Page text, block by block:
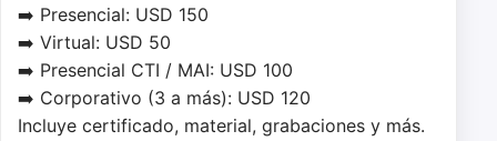
➡️ Presencial: USD 150
➡️ Virtual: USD 50
➡️ Presencial CTI / MAI: USD 100
➡️ Corporativo (3 a más): USD 120
Incluye certificado, material, grabaciones y más.